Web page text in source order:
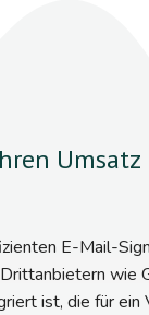
E-Mail-
wie
ist, die für ein